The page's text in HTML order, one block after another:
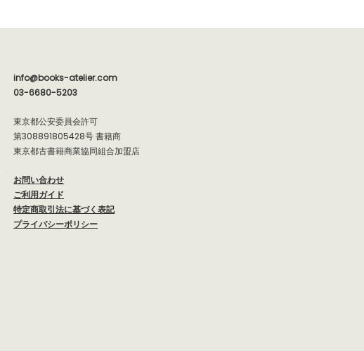
info@books-atelier.com
03-6680-5203
東京都公安委員会許可
第308891805428号 書籍商
東京都古書籍商業協同組合加盟店
お問い合わせ
ご利用ガイド
特定商取引法に基づく表記
プライバシーポリシー